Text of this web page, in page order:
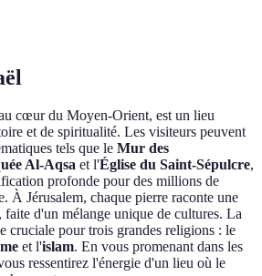
cœur du Moyen-Orient, est un lieu
et de spiritualité. Les visiteurs peuvent
tels que le Mur des
Al-Aqsa et l'Église du Saint-Sépulcre,
profonde pour des millions de
À Jérusalem, chaque pierre raconte une
d'un mélange unique de cultures. La
cruciale pour trois grandes religions : le
et l'islam. En vous promenant dans les
ressentirez l'énergie d'un lieu où le